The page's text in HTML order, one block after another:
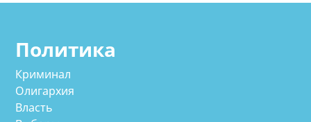
Политика
Криминал
Олигархия
Власть